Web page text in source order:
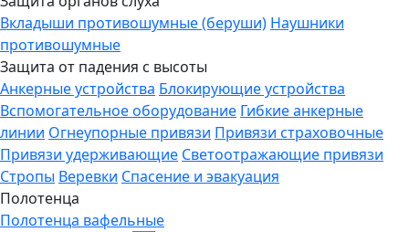
Вкладыши противошумные (беруши) Наушники
противошумные
Защита от падения с высоты
Анкерные устройства Блокирующие устройства
Вспомогательное оборудование Гибкие анкерные
линии Огнеупорные привязи Привязи страховочные
Привязи удерживающие Светоотражающие привязи
Стропы Веревки Спасение и эвакуация
Полотенца
Полотенца вафельные